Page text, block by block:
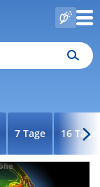
7 Tage 16 Tage